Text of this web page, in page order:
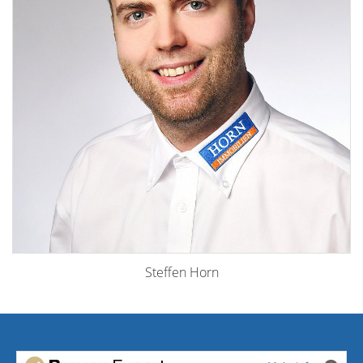
Steffen Horn